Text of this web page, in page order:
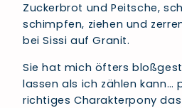
Zuckerbrot und Peitsche,
schimpfen, ziehen und
bei Sissi auf Granit.
Sie hat mich öfters
lassen als ich zählen kann…
richtiges Charakterpony